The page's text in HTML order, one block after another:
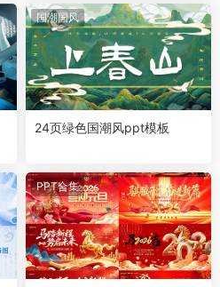
国潮国风
24页绿色国潮风ppt模板
PPT合集